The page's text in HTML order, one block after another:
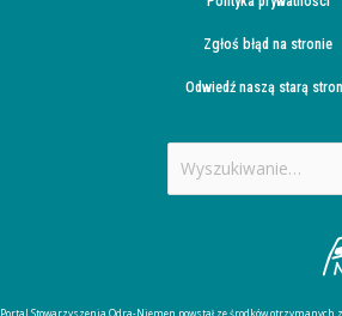
Zgłoś błąd na stronie
Odwiedź naszą starą
Szukaj
dla: